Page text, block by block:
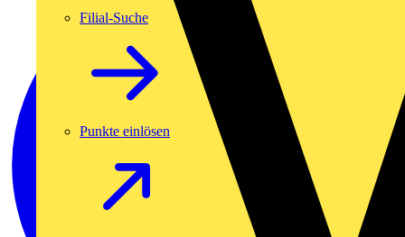
Filial-Suche
Punkte einlösen